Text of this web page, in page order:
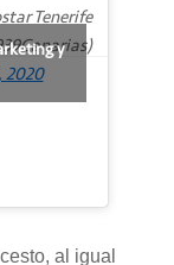
Tenerife
2020
y
al igual